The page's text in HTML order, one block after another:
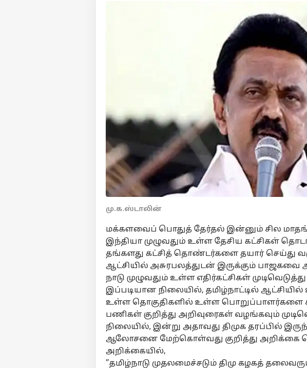
மு.க.ஸ்டாலின்
மக்களவைப் பொதுத் தேர்தல் இன்னும் சில
இந்தியா முழுவதும் உள்ள தேசிய கட்சிகள்
தங்களது கட்சித் தொண்டர்களை தயார் செய்து
ஆட்சியில் அசுரபலத்துடன் இருக்கும் பாஜகவை
நாடு முழுவதும் உள்ள எதிர்கட்சிகள்
இப்படியான நிலையில், தமிழ்நாட்டில் ஆட்சியில்
உள்ள தொகுதிகளில் உள்ள பொறுப்பாளர்களை
பணிகள் குறித்து அறிவுரைகள் வழங்கவும்
நிலையில், இன்று அதாவது திமுக தரப்பில்
ஆலோசனை மேற்கொள்வது குறித்து அறிக்கை
அறிக்கையில்,
”தமிழ்நாடு முதலமைச்சடும் திமு கழகத்